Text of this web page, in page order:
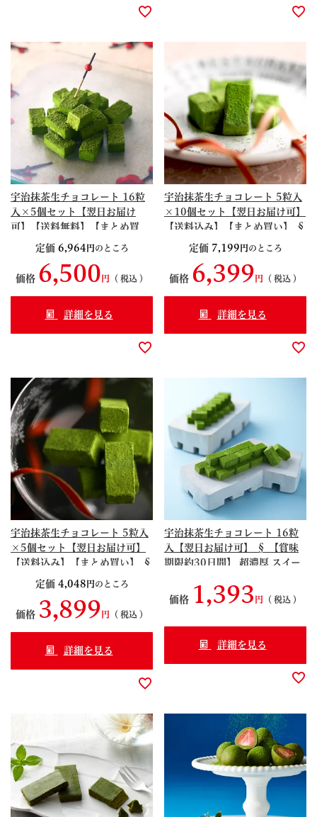
宇治抹茶生チョコレート 16粒
入×5個セット【翌日お届け
可】【送料無料】【まとめ買
い】 § 【賞味期限約30日間】
S99591323
定価 6,964 のところ
価格 6,500 税込
詳細を見る
宇治抹茶生チョコレート 5粒入
×10個セット【翌日お届け可】
【送料込み】【まとめ買い】 §
【賞味期限約30日間】 抹茶ス
S99290868
定価 7,199 のところ
価格 6,399 税込
詳細を見る
宇治抹茶生チョコレート 5粒入
×5個セット【翌日お届け可】
【送料込み】【まとめ買い】 §
【賞味期限約30日間】 抹茶ス
S99190868
定価 4,048 のところ
価格 3,899 税込
詳細を見る
宇治抹茶生チョコレート 16粒
入【翌日お届け可】 § 【賞味
期限約30日間】 超濃厚 スイー
価格 1,393 税込
詳細を見る